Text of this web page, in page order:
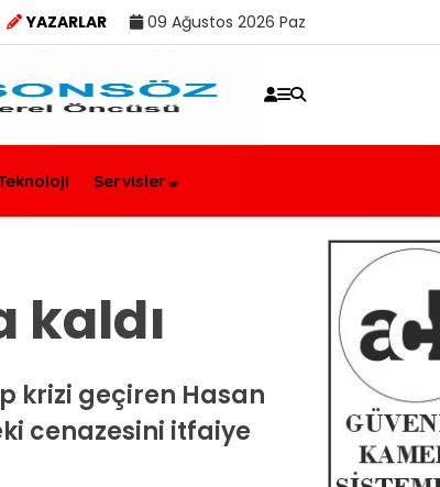
YAZARLAR 09 Ağustos 2026 Paz
Servisler
krizi geçiren Hasan
cenazesini itfaiye